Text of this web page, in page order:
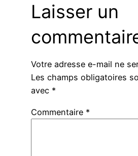
Laisser un
Votre adresse e-mail ne
Les champs obligatoires
avec *
Commentaire *